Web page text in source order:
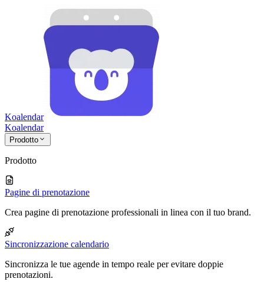
Koalendar
Koalendar
Prodotto
Prodotto
Pagine di prenotazione
Crea pagine di prenotazione professionali in linea con il tuo brand.
Sincronizzazione calendario
Sincronizza le tue agende in tempo reale per evitare doppie
prenotazioni.